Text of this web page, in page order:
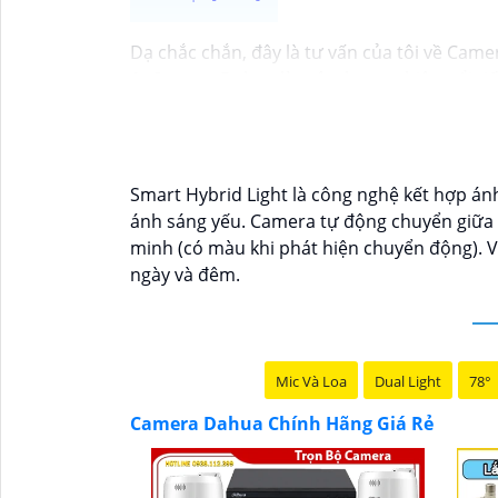
Dạ chắc chắn, đây là tư vấn của tôi về
nên mua từ các cửa hàng uy tín hoặc các
tử.
Hy vọng rằng những thông tin trên sẽ giúp
tư vấn thêm, đừng ngần ngại để lại Cung
Smart Hybrid Light là công nghệ kết hợp
ánh sáng yếu. Camera tự động chuyển
minh (có màu khi phát hiện chuyển động).
ngày và đêm.
Mic Và Loa Dual Light 78°
Camera Dahua Chính Hãng Giá Rẻ